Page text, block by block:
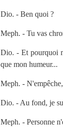
Dio. - Ben quoi ?
Meph. - Tu vas
Dio. - Et pourquoi
que mon humeur...
Meph. -
Dio. - Au fond, je
Meph. - Personne